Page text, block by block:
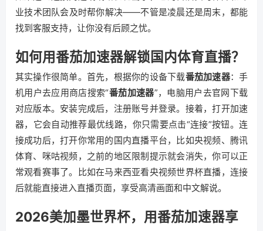
业技术团队会及时帮你解决——不管是凌晨还是周末，都能
找到客服支持，让你没有后顾之忧。
如何用番茄加速器解锁国内体育直播？
其实操作很简单。首先，根据你的设备下载番茄加速器：手
机用户去应用商店搜索“番茄加速器”，电脑用户去官网下载
对应版本。安装完成后，注册账号并登录。接着，打开加速
器，它会自动推荐最优线路，你只需要点击“连接”按钮。连
接成功后，打开你常用的国内直播平台，比如央视频、腾讯
体育、咪咕视频，之前的地区限制提示就会消失，你可以正
常观看赛事了。比如在马来西亚看央视频世界杯直播，连接
后就能直接进入直播页面，享受高清画面和中文解说。
2026美加墨世界杯，用番茄加速器享